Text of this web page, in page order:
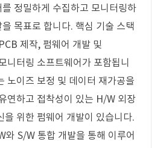
정밀하게 수집하고 모니터링하
목표로 합니다. 핵심 기술 스택
제작, 펌웨어 개발 및
터링 소프트웨어가 포함됩니
노이즈 보정 및 데이터 재가공을
연하고 접착성이 있는 H/W 외장
을 위한 펌웨어 개발이 있습니다.
와 S/W 통합 개발을 통해 이루어